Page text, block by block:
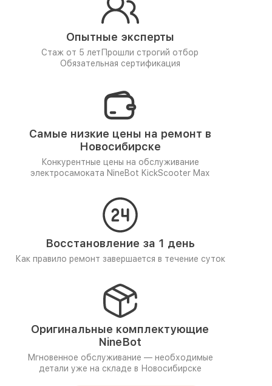
Опытные эксперты
Стаж от 5 лет Прошли строгий отбор
Обязательная сертификация
Самые низкие цены на ремонт в
Новосибирске
Конкурентные цены на обслуживание
электросамоката NineBot KickScooter Max
Восстановление за 1 день
Как правило ремонт завершается в течение суток
Оригинальные комплектующие
NineBot
Мгновенное обслуживание — необходимые
детали уже на складе в Новосибирске